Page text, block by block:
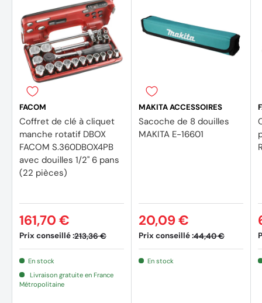
FACOM
Coffret de clé à cliquet
manche rotatif DBOX
FACOM S.360DBOX4PB
avec douilles 1/2'' 6 pans
(22 pièces)
Prix conseillé :213,36 €
161,70 €
En stock
Livraison gratuite en France
Métropolitaine
MAKITA ACCESSOIRES
Sacoche de 8 douilles
MAKITA E-16601
Prix conseillé :44,40 €
20,09 €
En stock